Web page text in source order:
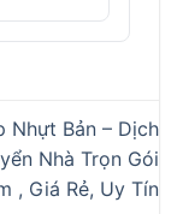
Nhựt Bản – Dịch
Nhà Trọn Gói
, Giá Rẻ, Uy Tín